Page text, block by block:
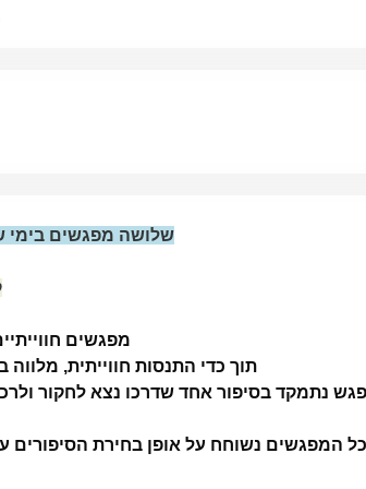
שלושה מפגשיםבימי שלישי
מפגשים
תוך כדי התנסות חווייתית,
נתמקד בסיפור אחד שדרכו נצא לחקור
המפגשים נשוחח על אופן בחירת הסיפורים